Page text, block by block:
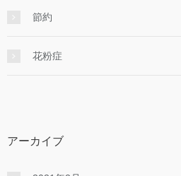
節約
花粉症
アーカイブ